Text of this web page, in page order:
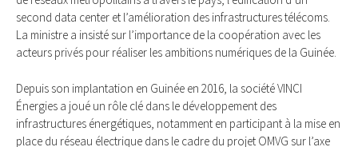
second data center et l’amélioration des infrastructures télécoms.
La ministre a insisté sur l’importance de la coopération avec les
acteurs privés pour réaliser les ambitions numériques de la Guinée.
Depuis son implantation en Guinée en 2016, la société VINCI
Énergies a joué un rôle clé dans le développement des
infrastructures énergétiques, notamment en participant à la mise en
place du réseau électrique dans le cadre du projet OMVG sur l’axe